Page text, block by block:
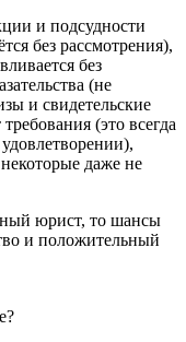
и подсудности
без рассмотрения),
без
(не
и свидетельские
(это всегда
даже не
юрист, то шансы
и положительный